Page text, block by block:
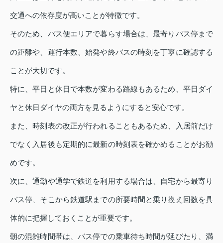
交通への依存度が高いことが特徴です。
そのため、バス便エリアで暮らす場合は、最寄りバス停まで
の距離や、運行本数、始発や終バスの時刻を丁寧に確認する
ことが大切です。
特に、平日と休日で本数が変わる路線もあるため、平日ダイ
ヤと休日ダイヤの両方を見るようにすると安心です。
また、時刻表の改正が行われることもあるため、入居前だけ
でなく入居後も定期的に最新の時刻表を確かめることがお勧
めです。
次に、通勤や通学で鉄道を利用する場合は、自宅から最寄り
バス停、そこから鉄道駅までの所要時間と乗り換え回数を具
体的に把握しておくことが重要です。
朝の混雑時間帯は、バス停での乗車待ち時間が延びたり、満